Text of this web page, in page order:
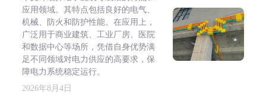
应用领域。其特点包括良好的电气、
机械、防火和防护性能。在应用上，
广泛用于商业建筑、工业厂房、医院
和数据中心等场所，凭借自身优势满
足不同领域对电力供应的高要求，保
障电力系统稳定运行。
2026年8月4日